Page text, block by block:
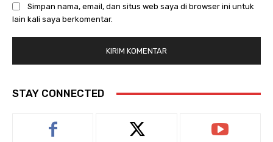
Simpan nama, email, dan situs web saya di browser ini untuk
lain kali saya berkomentar.
STAY CONNECTED